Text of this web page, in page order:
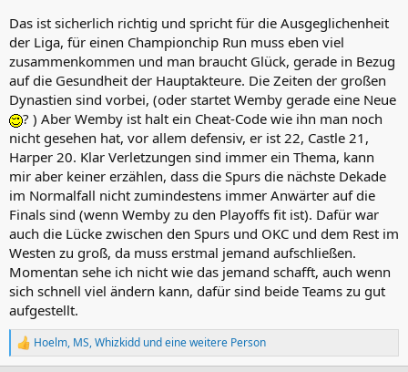
dem Zeitpunkt nie den Sprung geschafft. Die Magic mit
Shaq/Penny, die früh in den Finals waren...
Aktuell kriegt es ja kaum noch ein Team hin, überhaupt zweimal
hintereinander in die Finals zu kommen. Die Spurs sind sicherlich
eine Anomalie in der heutigen Liga - aber ich sehe das Argument
gar nicht. Lass alleine nächstes Jahr das Verletzungspech in einem
CF gegen die Thunder umdrehen und man hat wieder ein Jahr
"verloren". Es geht so schnell und dann ist man raus.
Das ist sicherlich richtig und spricht für die Ausgeglichenheit
der Liga, für einen Championchip Run muss eben viel
zusammenkommen und man braucht Glück, gerade in Bezug
auf die Gesundheit der Hauptakteure. Die Zeiten der großen
Dynastien sind vorbei, (oder startet Wemby gerade eine Neue
? ) Aber Wemby ist halt ein Cheat-Code wie ihn man noch
nicht gesehen hat, vor allem defensiv, er ist 22, Castle 21,
Harper 20. Klar Verletzungen sind immer ein Thema, kann
mir aber keiner erzählen, dass die Spurs die nächste Dekade
im Normalfall nicht zumindestens immer Anwärter auf die
Finals sind (wenn Wemby zu den Playoffs fit ist). Dafür war
auch die Lücke zwischen den Spurs und OKC und dem Rest im
Westen zu groß, da muss erstmal jemand aufschließen.
Momentan sehe ich nicht wie das jemand schafft, auch wenn
sich schnell viel ändern kann, dafür sind beide Teams zu gut
aufgestellt.
R
e
Hoelm, MS,Whizkidd und eine weitere Person